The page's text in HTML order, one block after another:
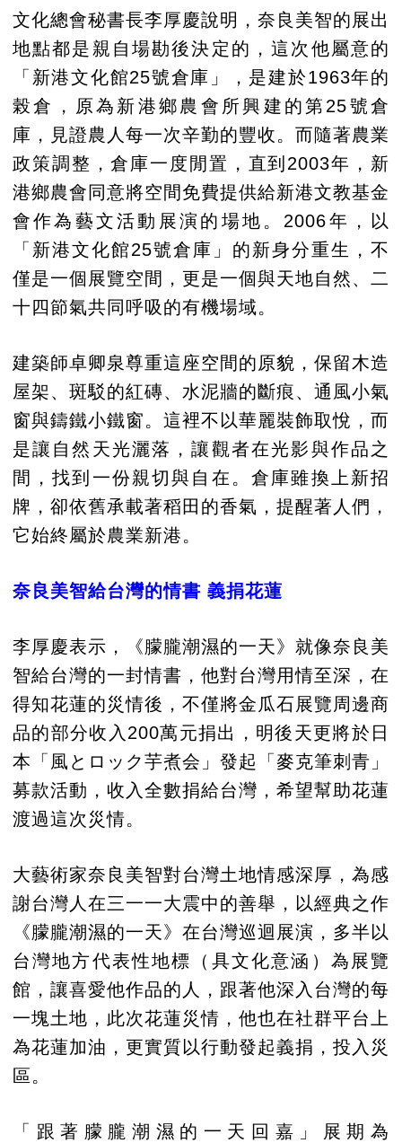
文化總會秘書長李厚慶說明，奈良美智的展出
地點都是親自場勘後決定的，這次他屬意的
「新港文化館25號倉庫」，是建於1963年的
榖倉，原為新港鄉農會所興建的第25號倉
庫，見證農人每一次辛勤的豐收。而隨著農業
政策調整，倉庫一度閒置，直到2003年，新
港鄉農會同意將空間免費提供給新港文教基金
會作為藝文活動展演的場地。2006年，以
「新港文化館25號倉庫」的新身分重生，不
僅是一個展覽空間，更是一個與天地自然、二
十四節氣共同呼吸的有機場域。
建築師卓卿泉尊重這座空間的原貌，保留木造
屋架、斑駁的紅磚、水泥牆的斷痕、通風小氣
窗與鑄鐵小鐵窗。這裡不以華麗裝飾取悅，而
是讓自然天光灑落，讓觀者在光影與作品之
間，找到一份親切與自在。倉庫雖換上新招
牌，卻依舊承載著稻田的香氣，提醒著人們，
它始終屬於農業新港。
奈良美智給台灣的情書 義捐花蓮
李厚慶表示，《朦朧潮濕的一天》就像奈良美
智給台灣的一封情書，他對台灣用情至深，在
得知花蓮的災情後，不僅將金瓜石展覽周邊商
品的部分收入200萬元捐出，明後天更將於日
本「風とロック芋煮会」發起「麥克筆刺青」
募款活動，收入全數捐給台灣，希望幫助花蓮
渡過這次災情。
大藝術家奈良美智對台灣土地情感深厚，為感
謝台灣人在三一一大震中的善舉，以經典之作
《朦朧潮濕的一天》在台灣巡迴展演，多半以
台灣地方代表性地標（具文化意涵）為展覽
館，讓喜愛他作品的人，跟著他深入台灣的每
一塊土地，此次花蓮災情，他也在社群平台上
為花蓮加油，更實質以行動發起義捐，投入災
區。
「跟著朦朧潮濕的一天回嘉」展期為